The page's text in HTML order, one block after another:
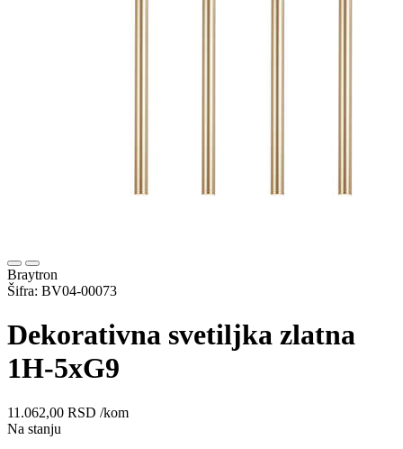
Braytron
Šifra: BV04-00073
Dekorativna svetiljka zlatna
1H-5xG9
11.062,00 RSD /kom
Na stanju